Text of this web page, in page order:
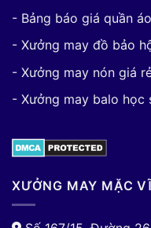
- Bảng báo giá quần
- Xưởng may đồ bảo
- Xưởng may nón giá
- Xưởng may balo học
XƯỞNG MAY MẶC